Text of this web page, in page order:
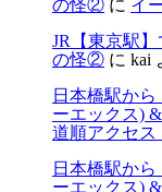
の怪② に イ
JR【東京駅
の怪② に kai
日本橋駅か
ーエックス)
道順アクセス
日本橋駅か
ーエックス)